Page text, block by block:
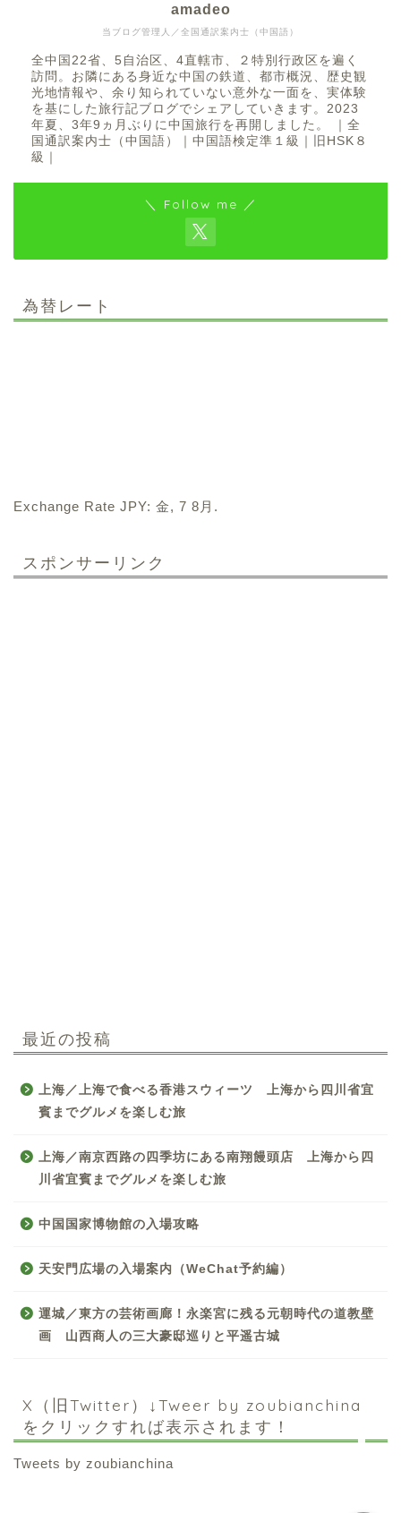
当ブログ管理人／全国通訳案内士（中国語）
amadeo
全中国22省、5自治区、4直轄市、２特別行政区を遍く
訪問。お隣にある身近な中国の鉄道、都市概況、歴史観
光地情報や、余り知られていない意外な一面を、実体験
を基にした旅行記ブログでシェアしていきます。2023
年夏、3年9ヵ月ぶりに中国旅行を再開しました。 ｜全
国通訳案内士（中国語）｜中国語検定準１級｜旧HSK８
級｜
＼ Follow me ／
為替レート
Exchange Rate JPY: 金, 7 8月.
スポンサーリンク
最近の投稿
上海／上海で食べる香港スウィーツ 上海から四川省宜
賓までグルメを楽しむ旅
上海／南京西路の四季坊にある南翔饅頭店 上海から四
川省宜賓までグルメを楽しむ旅
中国国家博物館の入場攻略
天安門広場の入場案内（WeChat予約編）
運城／東方の芸術画廊！永楽宮に残る元朝時代の道教壁
画 山西商人の三大豪邸巡りと平遥古城
X（旧Twitter）↓Tweer by zoubianchina
をクリックすれば表示されます！
Tweets by zoubianchina
中国旅行の情報案内